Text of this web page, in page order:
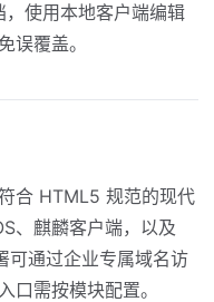
使用本地客户端编辑
误覆盖。
合 HTML5 规范的现代
、麒麟客户端，以及
可通过企业专属域名访
口需按模块配置。